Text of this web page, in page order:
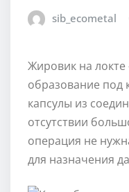
sib_ecometal
Жировик на локте
образование под
капсулы из
отсутствии
операция не
для назначения